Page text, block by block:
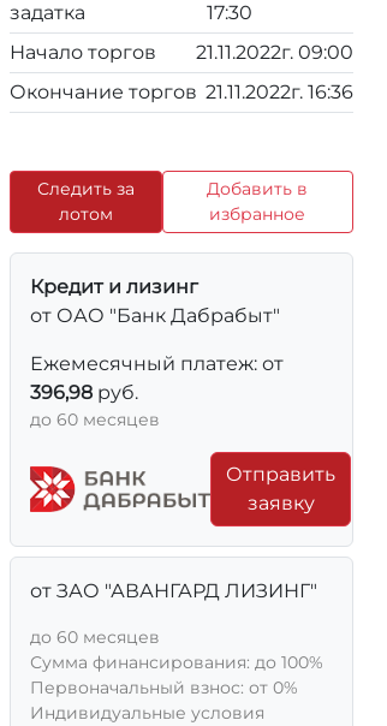
задатка
17:30
Начало торгов
21.11.2022г. 09:00
Окончание торгов 21.11.2022г. 16:36
Следить за
лотом
Добавить в
избранное
Кредит и лизинг
от ОАО "Банк Дабрабыт"
Ежемесячный платеж: от
396,98 руб.
до 60 месяцев
Отправить
заявку
от ЗАО "АВАНГАРД ЛИЗИНГ"
до 60 месяцев
Сумма финансирования: до 100%
Первоначальный взнос: от 0%
Индивидуальные условия